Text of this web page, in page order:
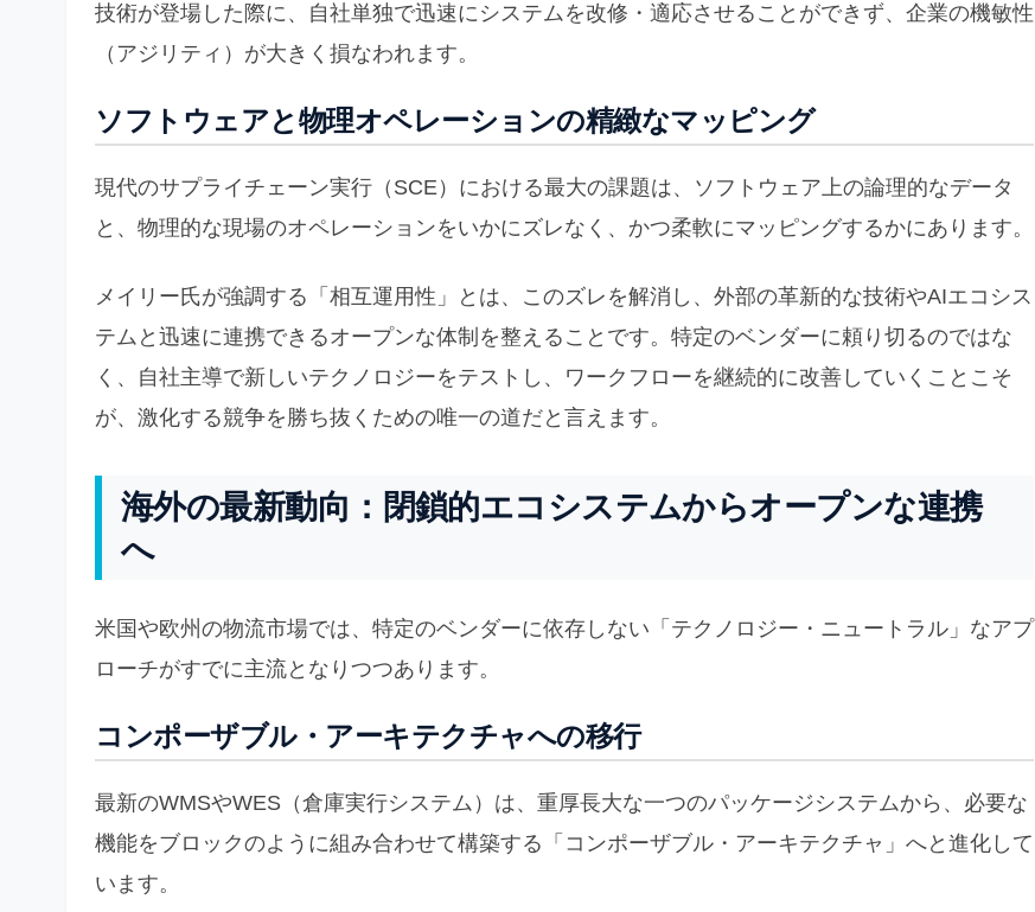
技術が登場した際に、自社単独で迅速にシステムを改修・適応させることができず、企業の機敏性
（アジリティ）が大きく損なわれます。
ソフトウェアと物理オペレーションの精緻なマッピング
現代のサプライチェーン実行（SCE）における最大の課題は、ソフトウェア上の論理的なデータ
と、物理的な現場のオペレーションをいかにズレなく、かつ柔軟にマッピングするかにあります。
メイリー氏が強調する「相互運用性」とは、このズレを解消し、外部の革新的な技術やAIエコシス
テムと迅速に連携できるオープンな体制を整えることです。特定のベンダーに頼り切るのではな
く、自社主導で新しいテクノロジーをテストし、ワークフローを継続的に改善していくことこそ
が、激化する競争を勝ち抜くための唯一の道だと言えます。
海外の最新動向：閉鎖的エコシステムからオープンな連携
へ
米国や欧州の物流市場では、特定のベンダーに依存しない「テクノロジー・ニュートラル」なアプ
ローチがすでに主流となりつつあります。
コンポーザブル・アーキテクチャへの移行
最新のWMSやWES（倉庫実行システム）は、重厚長大な一つのパッケージシステムから、必要な
機能をブロックのように組み合わせて構築する「コンポーザブル・アーキテクチャ」へと進化して
います。